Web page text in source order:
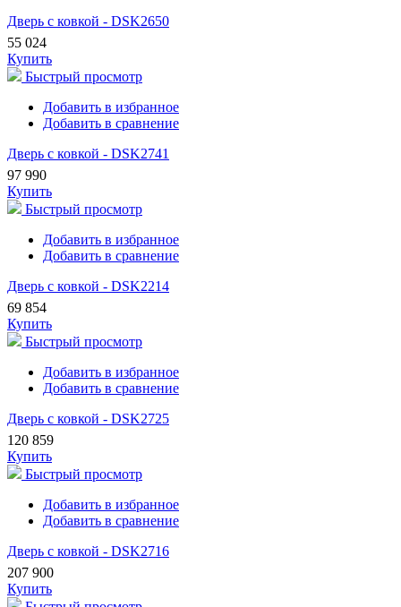
Дверь с ковкой - DSK2650
55 024
Купить
Быстрый просмотр
Добавить в избранное
Добавить в сравнение
Дверь с ковкой - DSK2741
97 990
Купить
Быстрый просмотр
Добавить в избранное
Добавить в сравнение
Дверь с ковкой - DSK2214
69 854
Купить
Быстрый просмотр
Добавить в избранное
Добавить в сравнение
Дверь с ковкой - DSK2725
120 859
Купить
Быстрый просмотр
Добавить в избранное
Добавить в сравнение
Дверь с ковкой - DSK2716
207 900
Купить